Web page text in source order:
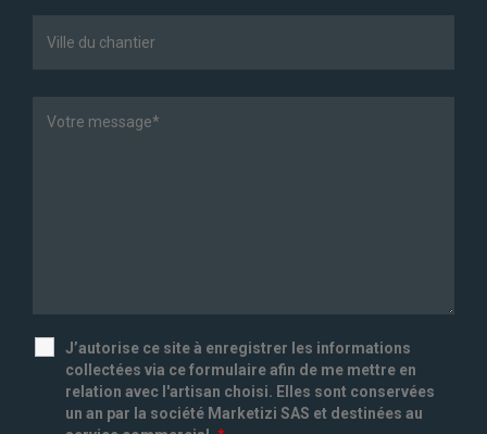
J’autorise ce site à enregistrer les informations
collectées via ce formulaire afin de me mettre en
relation avec l'artisan choisi. Elles sont conservées
un an par la société Marketizi SAS et destinées au